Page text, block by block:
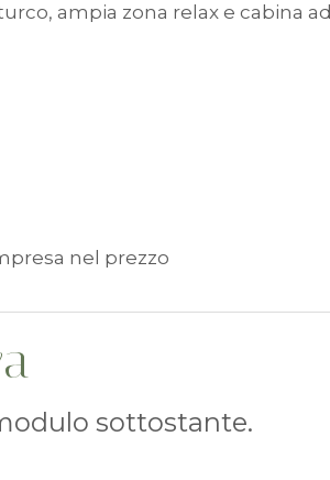
ampia zona relax e cabina ad
nel prezzo
sottostante.